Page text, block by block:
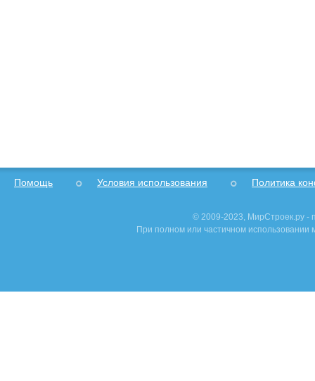
Помощь Условия использования Политика
© 2009-2023, МирСтроек.ру -
При полном или частичном использовании